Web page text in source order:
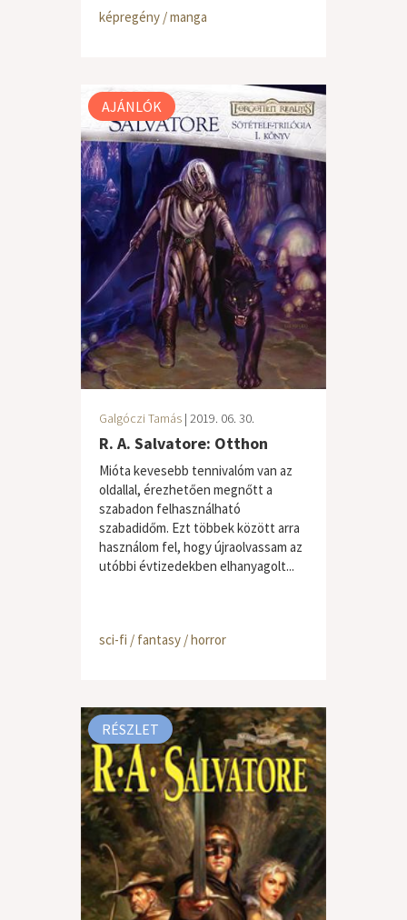
képregény / manga
AJÁNLÓK
Galgóczi Tamás | 2019. 06. 30.
R. A. Salvatore: Otthon
Mióta kevesebb tennivalóm van az
oldallal, érezhetően megnőtt a
szabadon felhasználható
szabadidőm. Ezt többek között arra
használom fel, hogy újraolvassam az
utóbbi évtizedekben elhanyagolt...
sci-fi / fantasy / horror
RÉSZLET